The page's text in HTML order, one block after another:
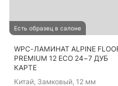
Есть образец в салоне
WPC-ЛАМИНАТ ALPINE
PREMIUM 12 ECO 24−7 ДУБ
КАРТЕ
Китай, Замковый, 12 мм